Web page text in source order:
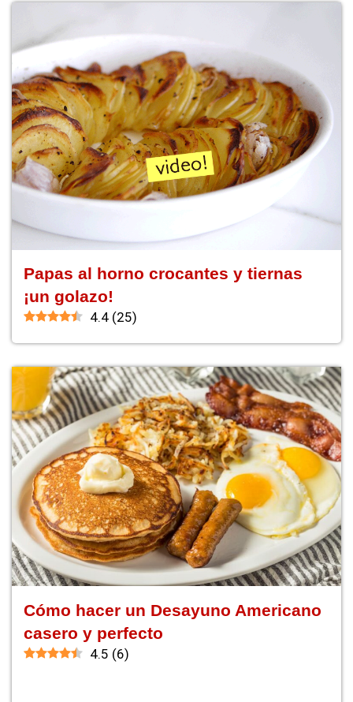
Papas al horno crocantes y tiernas
¡un golazo!
4.4 (25)
Cómo hacer un Desayuno Americano
casero y perfecto
4.5 (6)